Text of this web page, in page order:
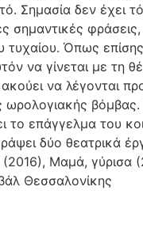
Σηµασία δεν έχει
σηµαντικές φράσεις,
Όπως
να γίνεται µε τη
να λέγονται
ωρολογιακής βόµβας.
επάγγελµα του
δύο θεατρικά
(2016), Μαµά, γύρισα
Θεσσαλονίκης